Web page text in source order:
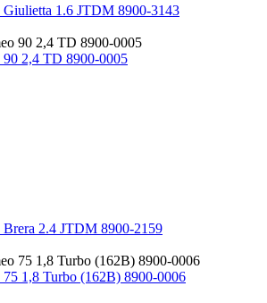
1.6 JTDM 8900-3143
2,4 TD 8900-0005
2.4 JTDM 8900-2159
1,8 Turbo (162B) 8900-0006